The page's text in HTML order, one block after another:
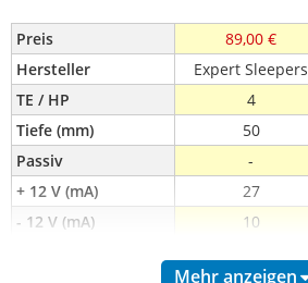
Preis 89,00 €
Hersteller
Expert Sleepers
TE / HP
4
Tiefe (mm)
50
Passiv
-
+ 12 V (mA)
27
- 12 V (mA)
10
Mehr anzeigen